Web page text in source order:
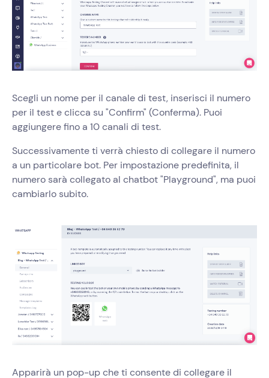
Scegli un nome per il canale di test, inserisci il numero
per il test e clicca su "Confirm" (Conferma). Puoi
aggiungere fino a 10 canali di test.
Successivamente ti verrà chiesto di collegare il numero
a un particolare bot. Per impostazione predefinita, il
numero sarà collegato al chatbot "Playground", ma puoi
cambiarlo subito.
Apparirà un pop-up che ti consente di collegare il